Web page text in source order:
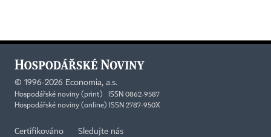
© 1996-2026 Economia, a.s.
Hospodářské noviny (print) ISSN 0862-9587
Hospodářské noviny (online) ISSN 2787-950X
Certifikováno Sledujte nás